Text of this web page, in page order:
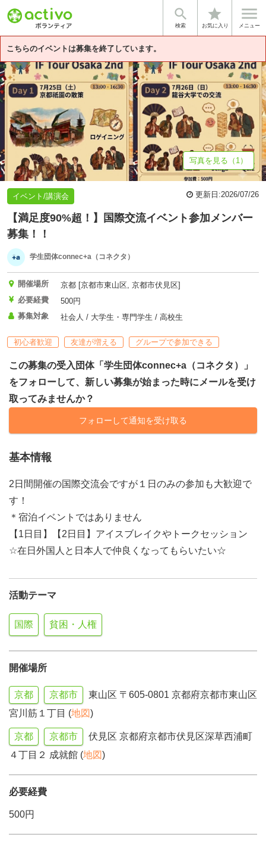

検索
star
お気に入り

メニュー
こちらのイベントは募集を終了しています。
基本情報 体験談・雰囲気
写真を見る（1）
イベント/講演会 更新日:2026/07/26
【満足度90%超！】国際交流イベント参加メンバー
募集！！
学生団体connec+a（コネクタ）
開催場所
京都 [京都市東山区, 京都市伏見区]
必要経費
500円
募集対象
社会人 / 大学生・専門学生 / 高校生
初心者歓迎 友達が増える グループで参加できる
この募集の受入団体「学生団体connec+a（コネクタ）」
をフォローして、新しい募集が始まった時にメールを受け
取ってみませんか？
フォローして通知を受け取る
基本情報
2日間開催の国際交流会ですが１日のみの参加も大歓迎で
す！
＊宿泊イベントではありません
【1日目】【2日目】アイスブレイクやトークセッション
☆在日外国人と日本人で仲良くなってもらいたい☆
活動テーマ
国際 貧困・人権
開催場所
京都 京都市
東山区 〒605-0801 京都府京都市東山区
宮川筋１丁目 (地図)
京都 京都市
伏見区 京都府京都市伏見区深草西浦町
４丁目２ 成就館 (地図)
必要経費
500円